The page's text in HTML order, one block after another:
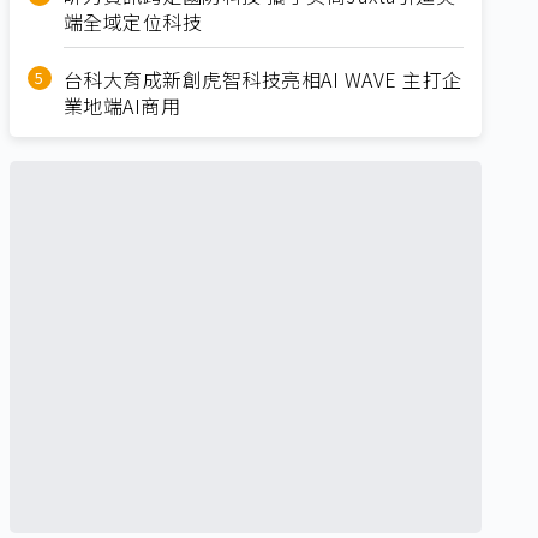
端全域定位科技
台科大育成新創虎智科技亮相AI WAVE 主打企
業地端AI商用